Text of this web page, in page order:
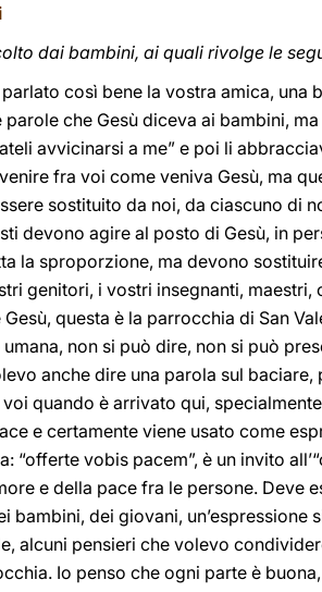
dai bambini, ai quali rivolge le
così bene la vostra amica, una
che Gesù diceva ai bambini,
avvicinarsi a me” e poi li
fra voi come veniva Gesù, ma
sostituito da noi, da ciascuno di
devono agire al posto di Gesù, in
la sproporzione, ma devono
genitori, i vostri insegnanti, maestri,
questa è la parrocchia di San
non si può dire, non si può
anche dire una parola sul baciare,
quando è arrivato qui,
e certamente viene usato come
“offerte vobis pacem”, è un invito
e della pace fra le persone. Deve
bambini, dei giovani, un’espressione
alcuni pensieri che volevo
Io penso che ogni parte è